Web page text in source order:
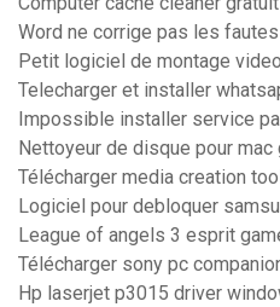
Word ne corrige pas les
Petit logiciel de montage
Telecharger et installer
Impossible installer service
Nettoyeur de disque pour mac
Télécharger media creation
Logiciel pour debloquer
League of angels 3 esprit
Télécharger sony pc
Hp laserjet p3015 driver